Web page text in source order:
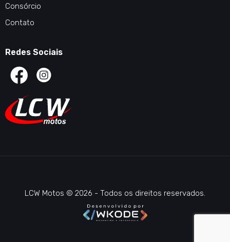
Consórcio
Contato
Redes Sociais
LCW Motos © 2026 - Todos os direitos reservados.